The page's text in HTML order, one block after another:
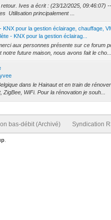
Ives a écrit : (23/12/2025, 09:46:07)
Utilisation principalement ...
KNX pour la gestion éclairage, chauffage,
- KNX pour la gestion éclairag...
aux personnes présente sur ce forum
future maison, nous avons fait le cho...
dans le Hainaut et en train de
WiFi. Pour la rénovation je souh...
bas-débit (Archivé) Syndication
.